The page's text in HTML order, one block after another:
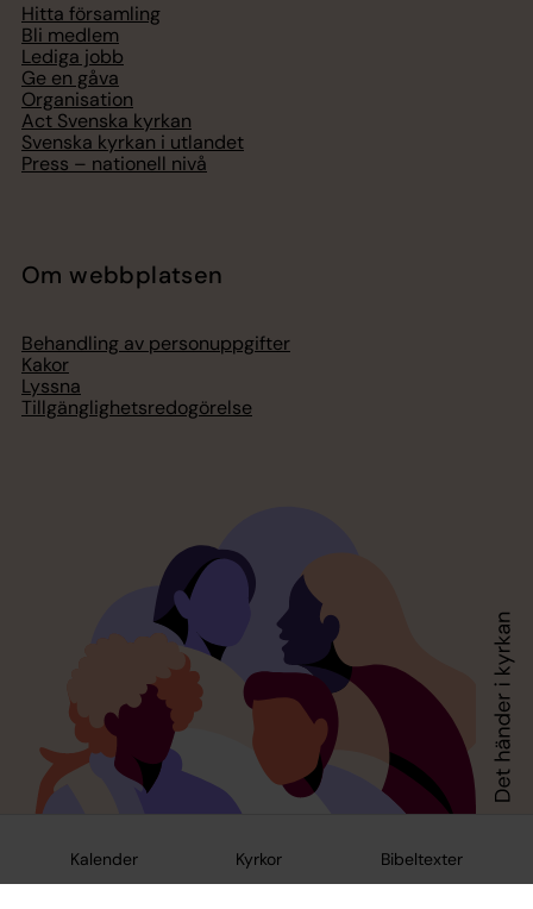
Kalender Kyrkor Bibeltexter
Hitta församling
Bli medlem
Lediga jobb
Ge en gåva
Organisation
Act Svenska kyrkan
Svenska kyrkan i utlandet
Press – nationell nivå
Om webbplatsen
Behandling av personuppgifter
Kakor
Lyssna
Tillgänglighetsredogörelse